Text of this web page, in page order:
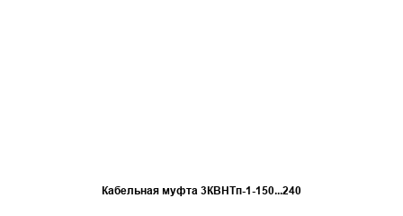
Кабельная муфта 3КВНТп-1-150...240